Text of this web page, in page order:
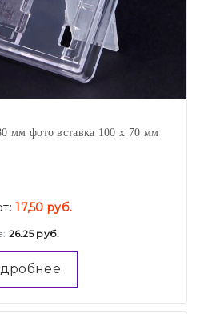
мм фото вставка 100 х 70 мм
17,50 руб.
26.25 руб.